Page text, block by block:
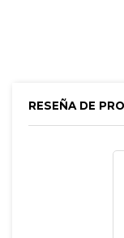
RESEÑA DE